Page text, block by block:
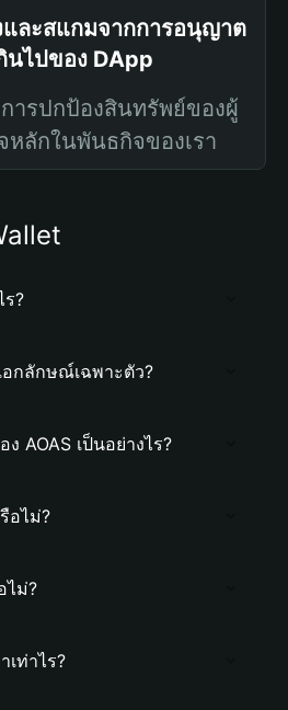
และสแกมจากการอนุญาต
นไปของ DApp
ารปกป้องสินทรัพย์ของผู้
หลักในพันธกิจของเรา
ร?
อกลักษณ์เฉพาะตัว?
AOAS เป็นอย่างไร?
อไม่?
ไม่?
เท่าไร?